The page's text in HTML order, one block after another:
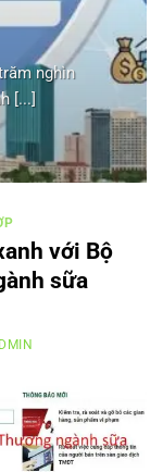
nghìn
[...]
với Bộ
sữa